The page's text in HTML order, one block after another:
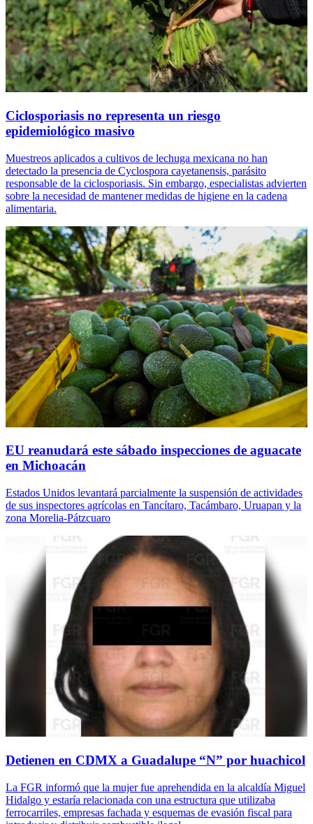
Ciclosporiasis no representa un riesgo
epidemiológico masivo
Muestreos aplicados a cultivos de lechuga mexicana no han
detectado la presencia de Cyclospora cayetanensis, parásito
responsable de la ciclosporiasis. Sin embargo, especialistas advierten
sobre la necesidad de mantener medidas de higiene en la cadena
alimentaria.
EU reanudará este sábado inspecciones de aguacate
en Michoacán
Estados Unidos levantará parcialmente la suspensión de actividades
de sus inspectores agrícolas en Tancítaro, Tacámbaro, Uruapan y la
zona Morelia-Pátzcuaro
Detienen en CDMX a Guadalupe “N” por huachicol
La FGR informó que la mujer fue aprehendida en la alcaldía Miguel
Hidalgo y estaría relacionada con una estructura que utilizaba
ferrocarriles, empresas fachada y esquemas de evasión fiscal para